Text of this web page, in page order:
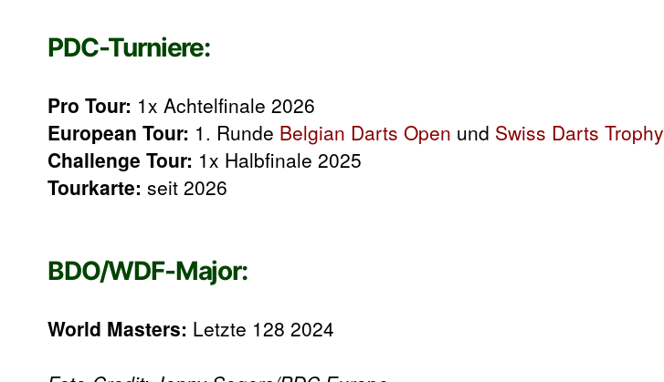
PDC-Turniere:
Pro Tour: 1x Achtelfinale 2026
European Tour: 1. Runde Belgian Darts Open und Swiss Darts Trophy
Challenge Tour: 1x Halbfinale 2025
Tourkarte: seit 2026
BDO/WDF-Major:
World Masters: Letzte 128 2024